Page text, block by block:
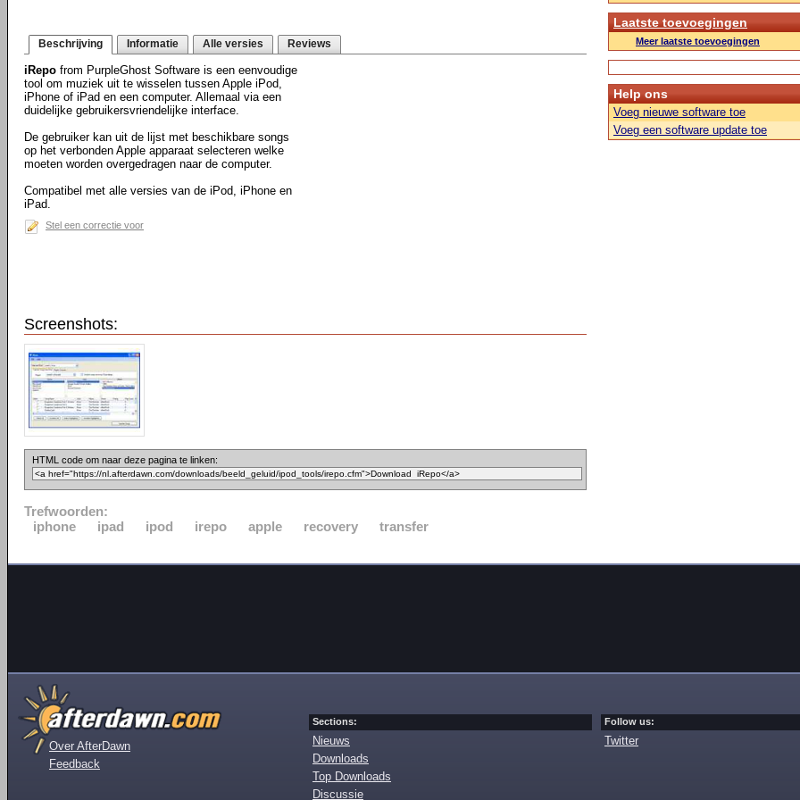
Beschrijving Informatie Alle versies Reviews
iRepo from PurpleGhost Software is een eenvoudige
tool om muziek uit te wisselen tussen Apple iPod,
iPhone of iPad en een computer. Allemaal via een
duidelijke gebruikersvriendelijke interface.
De gebruiker kan uit de lijst met beschikbare songs
op het verbonden Apple apparaat selecteren welke
moeten worden overgedragen naar de computer.
Compatibel met alle versies van de iPod, iPhone en
iPad.
Stel een correctie voor
Screenshots:
HTML code om naar deze pagina te linken:
Trefwoorden:
iphone
ipad ipod irepo apple recovery transfer
Laatste toevoegingen
Meer laatste toevoegingen
Help ons
Voeg nieuwe software toe
Voeg een software update toe
Over AfterDawn
Feedback
Sections:
Nieuws
Downloads
Top Downloads
Discussie
Follow us:
Twitter